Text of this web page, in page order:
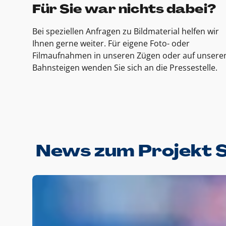
Für Sie war nichts dabei?
Bei speziellen Anfragen zu Bildmaterial helfen wir
Ihnen gerne weiter. Für eigene Foto- oder
Filmaufnahmen in unseren Zügen oder auf
Bahnsteigen wenden Sie sich an die Pressestelle.
News zum Projekt